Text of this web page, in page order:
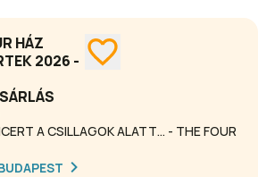
HÁZ
2026 -
A CSILLAGOK ALATT… - THE FOUR